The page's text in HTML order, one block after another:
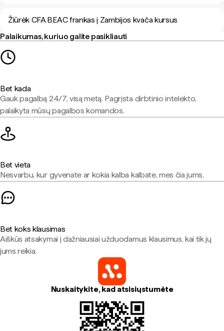
Žiūrėk CFA BEAC frankas į Zambijos kvača kursus
Palaikumas, kuriuo galite pasikliauti
Bet kada
Gauk pagalbą 24/7, visą metą. Pagrįsta dirbtinio intelekto,
palaikyta mūsų pagalbos komandos.
Bet vieta
Nesvarbu, kur gyvenate ar kokia kalba kalbate, mes čia jums.
Bet koks klausimas
Aiškūs atsakymai į dažniausiai užduodamus klausimus, kai tik jų
jums reikia.
Nuskaitykite, kad atsisiųstumėte